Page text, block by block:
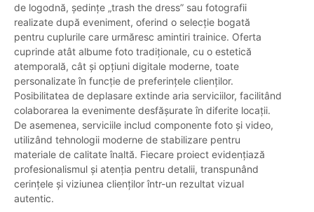
de logodnă, ședințe „trash the dress” sau fotografii
realizate după eveniment, oferind o selecție bogată
pentru cuplurile care urmăresc amintiri trainice. Oferta
cuprinde atât albume foto tradiționale, cu o estetică
atemporală, cât și opțiuni digitale moderne, toate
personalizate în funcție de preferințele clienților.
Posibilitatea de deplasare extinde aria serviciilor, facilitând
colaborarea la evenimente desfășurate în diferite locații.
De asemenea, serviciile includ componente foto și video,
utilizând tehnologii moderne de stabilizare pentru
materiale de calitate înaltă. Fiecare proiect evidențiază
profesionalismul și atenția pentru detalii, transpunând
cerințele și viziunea clienților într-un rezultat vizual
autentic.